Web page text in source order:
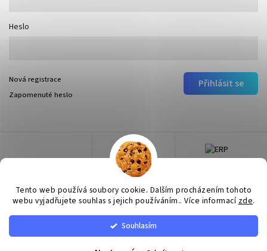
Tento web používá soubory cookie. Dalším procházením tohoto
webu vyjadřujete souhlas s jejich používáním.. Více informací zde.
Souhlasím
Heslo
Přihlásit se
Nová registrace
Zapomenuté heslo
Surtep. Všechna práva vyhrazena.